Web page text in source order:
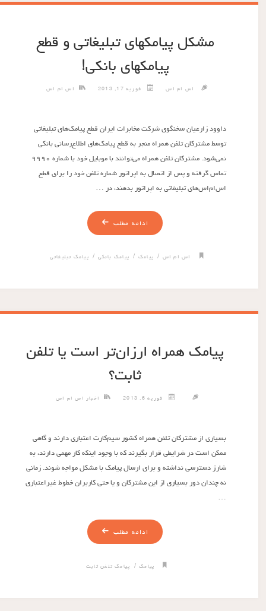
مشکل پیامکهای تبلیغاتی و قطع
پیامکهای بانکی!
اس ام اس فوریه 17, 2013 اس ام اس
داوود زارعیان سخنگوی شرکت مخابرات ایران قطع پیامک‌های تبلیغاتی
توسط مشترکان تلفن همراه منجر به قطع پیامک‌های اطلاع‌رسانی بانکی
نمی‌شود. مشترکان تلفن همراه می‌توانند با موبایل خود با شماره ۹۹۹۰
تماس گرفته و پس از اتصال به اپراتور شماره تلفن خود را برای قطع
اس‌ام‌اس‌های تبلیغاتی به اپراتور بدهند، در …
ادامه مطلب
اس ام اس/ پیامک/ پیامک بانکی/ پیامک تبلیغاتی
پیامک همراه ارزان‌تر است یا تلفن
ثابت؟
فوریه 6, 2013 اخبار اس ام اس
بسیاری از مشترکان تلفن همراه کشور سیم‌کارت اعتباری دارند و گاهی
ممکن است در شرایطی قرار بگیرند که با وجود اینکه کار مهمی دارند، به
شارژ دسترسی نداشته و برای ارسال پیامک با مشکل مواجه شوند. زمانی
نه چندان دور بسیاری از این مشترکان و یا حتی کاربران خطوط غیراعتباری
…
ادامه مطلب
پیامک / پیامک تلفن ثابت